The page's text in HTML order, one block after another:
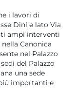
i lavori di
Dini e lato Via
ampi interventi
Canonica
nel Palazzo
del Palazzo
una sede
importanti e